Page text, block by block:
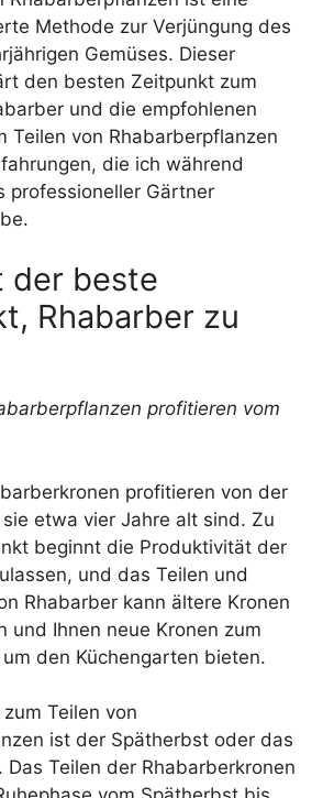
Methode zur Verjüngung des
Gemüses. Dieser
den besten Zeitpunkt zum
und die empfohlenen
Teilen von Rhabarberpflanzen
die ich während
professioneller Gärtner
der beste
Rhabarber zu
profitieren vom
profitieren von der
etwa vier Jahre alt sind. Zu
beginnt die Produktivität der
und das Teilen und
Rhabarber kann ältere Kronen
und Ihnen neue Kronen zum
den Küchengarten bieten.
Teilen von
ist der Spätherbst oder das
Das Teilen der Rhabarberkronen